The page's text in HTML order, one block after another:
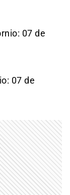
07 de
07 de